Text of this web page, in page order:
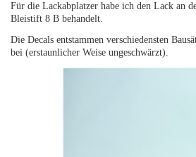
Für die Lackabplatzer habe ich den Lack an
Bleistift 8 B behandelt.
Die Decals entstammen verschiedensten
bei (erstaunlicher Weise ungeschwärzt).